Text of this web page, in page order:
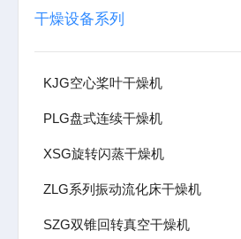
干燥设备系列
KJG空心桨叶干燥机
PLG盘式连续干燥机
XSG旋转闪蒸干燥机
ZLG系列振动流化床干燥机
SZG双锥回转真空干燥机